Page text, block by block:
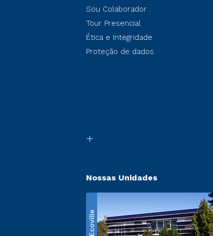
Sou Colaborador
Tour Presencial
Ética e Integridade
Proteção de dados
Nossas Unidades
Ecoville